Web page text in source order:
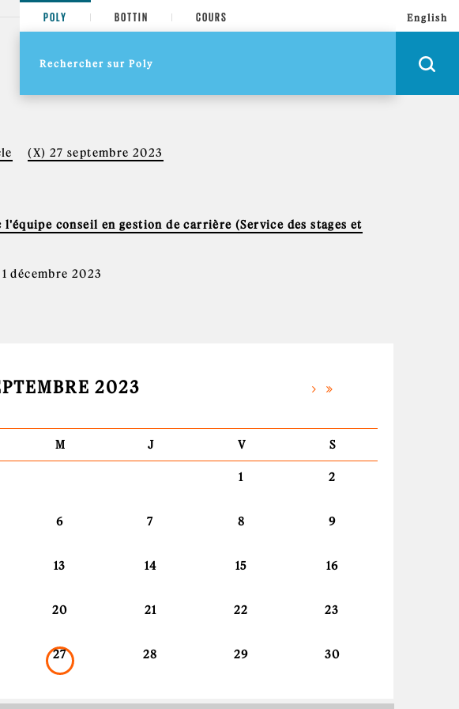
POLY BOTTIN COURS English
(X) 27 septembre 2023
l'équipe conseil en gestion de carrière (Service des stages et
décembre 2023
2023
M J V S
1 2
6 7 8 9
13 14 15 16
20 21 22 23
27 28 29 30